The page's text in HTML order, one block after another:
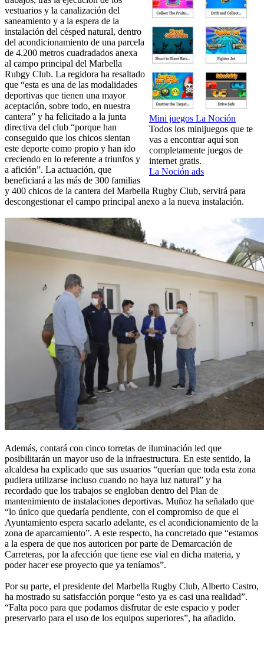
Mini juegos La Noción
Todos los minijuegos que te
vas a encontrar aquí son
completamente juegos de
internet gratis.
La Noción ads
vestuarios y la canalización del
saneamiento y a la espera de la
instalación del césped natural, dentro
del acondicionamiento de una parcela
de 4.200 metros cuadradados anexa
al campo principal del Marbella
Rubgy Club. La regidora ha resaltado
que “esta es una de las modalidades
deportivas que tienen una mayor
aceptación, sobre todo, en nuestra
cantera” y ha felicitado a la junta
directiva del club “porque han
conseguido que los chicos sientan
este deporte como propio y han ido
creciendo en lo referente a triunfos y
a afición”. La actuación, que
beneficiará a las más de 300 familias
y 400 chicos de la cantera del Marbella Rugby Club, servirá para
descongestionar el campo principal anexo a la nueva instalación.
Además, contará con cinco torretas de iluminación led que
posibilitarán un mayor uso de la infraestructura. En este sentido, la
alcaldesa ha explicado que sus usuarios “querían que toda esta zona
pudiera utilizarse incluso cuando no haya luz natural” y ha
recordado que los trabajos se engloban dentro del Plan de
mantenimiento de instalaciones deportivas. Muñoz ha señalado que
“lo único que quedaría pendiente, con el compromiso de que el
Ayuntamiento espera sacarlo adelante, es el acondicionamiento de la
zona de aparcamiento”. A este respecto, ha concretado que “estamos
a la espera de que nos autoricen por parte de Demarcación de
Carreteras, por la afección que tiene ese vial en dicha materia, y
poder hacer ese proyecto que ya teníamos”.
Por su parte, el presidente del Marbella Rugby Club, Alberto Castro,
ha mostrado su satisfacción porque “esto ya es casi una realidad”.
“Falta poco para que podamos disfrutar de este espacio y poder
preservarlo para el uso de los equipos superiores”, ha añadido.